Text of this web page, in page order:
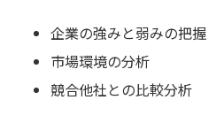
企業の強みと弱みの把握
市場環境の分析
競合他社との比較分析